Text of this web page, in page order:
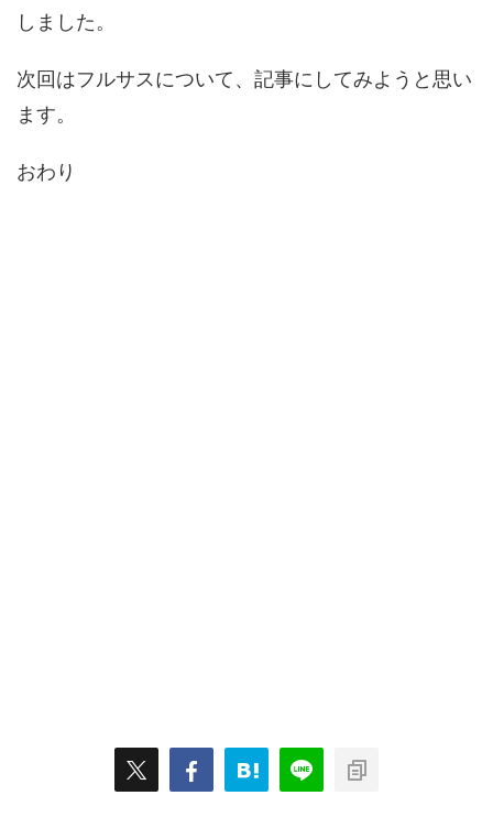
しました。
次回はフルサスについて、記事にしてみようと思い
ます。
おわり